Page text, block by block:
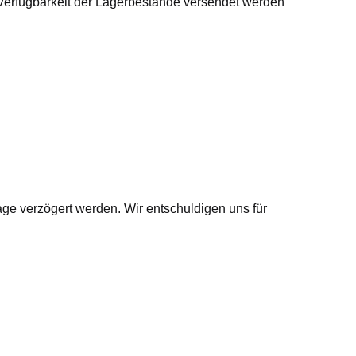
verzögert werden. Wir entschuldigen uns für